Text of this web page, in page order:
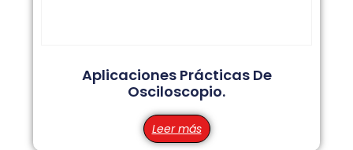
Aplicaciones Prácticas De
Osciloscopio.
Leer más